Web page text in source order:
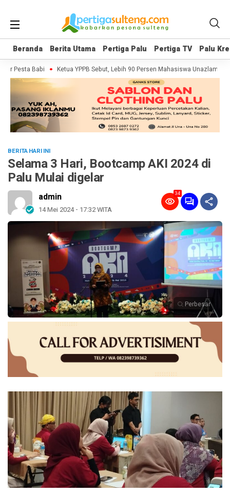
Beranda Berita Utama Pertiga Palu Pertiga TV Palu
Beranda Berita Utama Pertiga Palu Pertiga TV Palu
Pesta Babi Ketua YPPB Sebut, Lebih 90 Persen Mahasiswa Unazlam
BERITA HARI INI
Selama 3 Hari, Bootcamp AKI 2024 di
Palu Mulai digelar
admin
14 Mei 2024 - 17:32 WITA
34
Perbesar